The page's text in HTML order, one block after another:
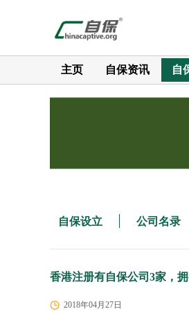
主页 自保资讯 自
自保设立 公司名录
香港注册有自保公司3家，
2018年04月27日